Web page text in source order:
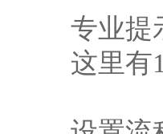
专业提
这里有